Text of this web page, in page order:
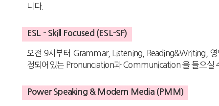
니다.
ESL - Skill Focused (ESL-SF)
오전 9시부터 Grammar, Listening, Reading&Writing, 영
정되어있는 Pronunciation과 Communication 을 들으실
Power Speaking & Modern Media (PMM)